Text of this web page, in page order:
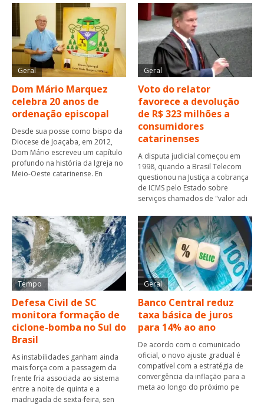
Geral
Dom Mário Marquez
celebra 20 anos de
ordenação episcopal
Desde sua posse como bispo da
Diocese de Joaçaba, em 2012,
Dom Mário escreveu um capítulo
profundo na história da Igreja no
Meio-Oeste catarinense. En
Geral
Voto do relator
favorece a devolução
de R$ 323 milhões a
consumidores
catarinenses
A disputa judicial começou em
1998, quando a Brasil Telecom
questionou na Justiça a cobrança
de ICMS pelo Estado sobre
serviços chamados de "valor adi
Tempo
Defesa Civil de SC
monitora formação de
ciclone-bomba no Sul do
Brasil
As instabilidades ganham ainda
mais força com a passagem da
frente fria associada ao sistema
entre a noite de quinta e a
madrugada de sexta-feira, sen
Geral
Banco Central reduz
taxa básica de juros
para 14% ao ano
De acordo com o comunicado
oficial, o novo ajuste gradual é
compatível com a estratégia de
convergência da inflação para a
meta ao longo do próximo pe